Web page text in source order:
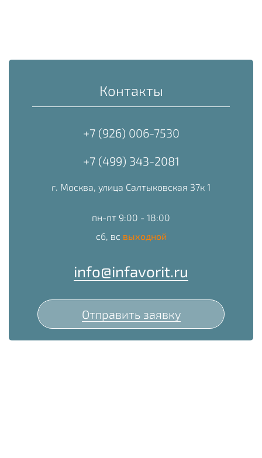
Контакты
+7 (926) 006-7530
+7 (499) 343-2081
г. Москва, улица Салтыковская 37к 1
пн-пт 9:00 - 18:00
сб, вс выходной
info@infavorit.ru
Отправить заявку